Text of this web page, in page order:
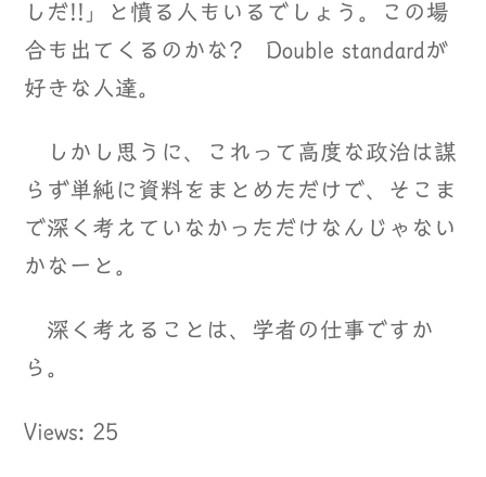
しだ!!」と憤る人もいるでしょう。この場
合も出てくるのかな? Double standardが
好きな人達。
しかし思うに、これって高度な政治は謀
らず単純に資料をまとめただけで、そこま
で深く考えていなかっただけなんじゃない
かなーと。
深く考えることは、学者の仕事ですか
ら。
Views: 25